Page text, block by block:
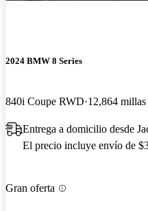
2024 BMW 8 Series
840i Coupe RWD 12,864 millas
Entrega a domicilio desde
El precio incluye envío de
Gran oferta